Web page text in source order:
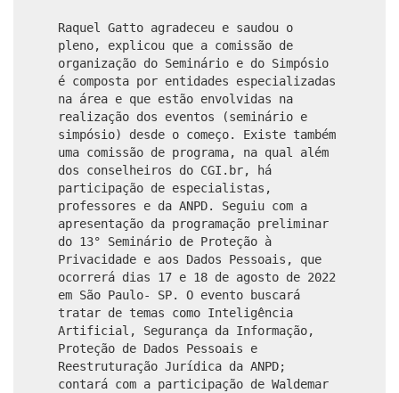
Raquel Gatto agradeceu e saudou o
pleno, explicou que a comissão de
organização do Seminário e do Simpósio
é composta por entidades especializadas
na área e que estão envolvidas na
realização dos eventos (seminário e
simpósio) desde o começo. Existe também
uma comissão de programa, na qual além
dos conselheiros do CGI.br, há
participação de especialistas,
professores e da ANPD. Seguiu com a
apresentação da programação preliminar
do 13° Seminário de Proteção à
Privacidade e aos Dados Pessoais, que
ocorrerá dias 17 e 18 de agosto de 2022
em São Paulo- SP. O evento buscará
tratar de temas como Inteligência
Artificial, Segurança da Informação,
Proteção de Dados Pessoais e
Reestruturação Jurídica da ANPD;
contará com a participação de Waldemar